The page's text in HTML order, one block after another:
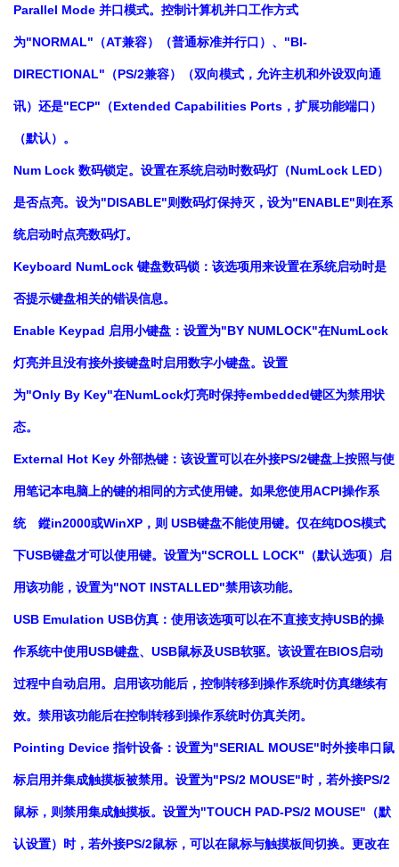
Parallel Mode 并口模式。控制计算机并口工作方式
为"NORMAL"（AT兼容）（普通标准并行口）、"BI-
DIRECTIONAL"（PS/2兼容）（双向模式，允许主机和外设双向通
讯）还是"ECP"（Extended Capabilities Ports，扩展功能端口）
（默认）。
Num Lock 数码锁定。设置在系统启动时数码灯（NumLock LED）
是否点亮。设为"DISABLE"则数码灯保持灭，设为"ENABLE"则在系
统启动时点亮数码灯。
Keyboard NumLock 键盘数码锁：该选项用来设置在系统启动时是
否提示键盘相关的错误信息。
Enable Keypad 启用小键盘：设置为"BY NUMLOCK"在NumLock
灯亮并且没有接外接键盘时启用数字小键盘。设置
为"Only By Key"在NumLock灯亮时保持embedded键区为禁用状
态。
External Hot Key 外部热键：该设置可以在外接PS/2键盘上按照与使
用笔记本电脑上的键的相同的方式使用键。如果您使用ACPI操作系
统 鏦in2000或WinXP，则 USB键盘不能使用键。仅在纯DOS模式
下USB键盘才可以使用键。设置为"SCROLL LOCK"（默认选项）启
用该功能，设置为"NOT INSTALLED"禁用该功能。
USB Emulation USB仿真：使用该选项可以在不直接支持USB的操
作系统中使用USB键盘、USB鼠标及USB软驱。该设置在BIOS启动
过程中自动启用。启用该功能后，控制转移到操作系统时仿真继续有
效。禁用该功能后在控制转移到操作系统时仿真关闭。
Pointing Device 指针设备：设置为"SERIAL MOUSE"时外接串口鼠
标启用并集成触摸板被禁用。设置为"PS/2 MOUSE"时，若外接PS/2
鼠标，则禁用集成触摸板。设置为"TOUCH PAD-PS/2 MOUSE"（默
认设置）时，若外接PS/2鼠标，可以在鼠标与触摸板间切换。更改在